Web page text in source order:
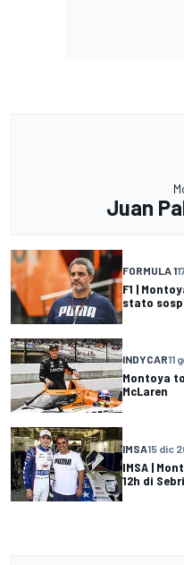
Juan
FORMULA 1
F1 |
stato
INDYCAR11
Montoya
McLaren
IMSA15 dic
IMSA |
12h di